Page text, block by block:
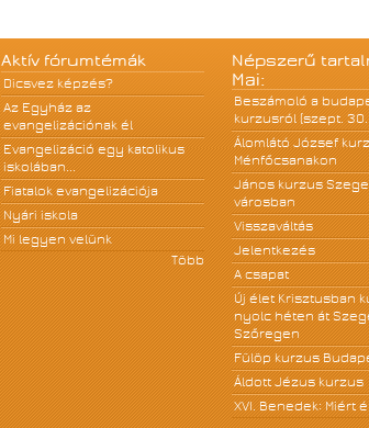
Aktív fórumtémák
Dicsvez képzés?
Az Egyház az
evangelizációnak él
Evangelizáció egy katolikus
iskolában...
Fiatalok evangelizációja
Nyári iskola
Mi legyen velünk
Több
Népszerű
Mai:
Beszámoló a
kurzusról (szept. 30.
Álomlátó József
Ménfőcsanakon
János kurzus
városban
Visszaváltás
Jelentkezés
A csapat
Új élet Krisztusban
nyolc héten át
Szőregen
Fülöp kurzus
Áldott Jézus kurzus
XVI. Benedek: Miért